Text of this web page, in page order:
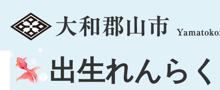
menu
出生れんら